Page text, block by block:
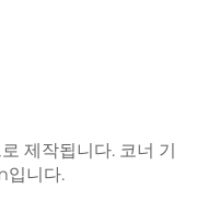
제작됩니다. 코너 기
니다.